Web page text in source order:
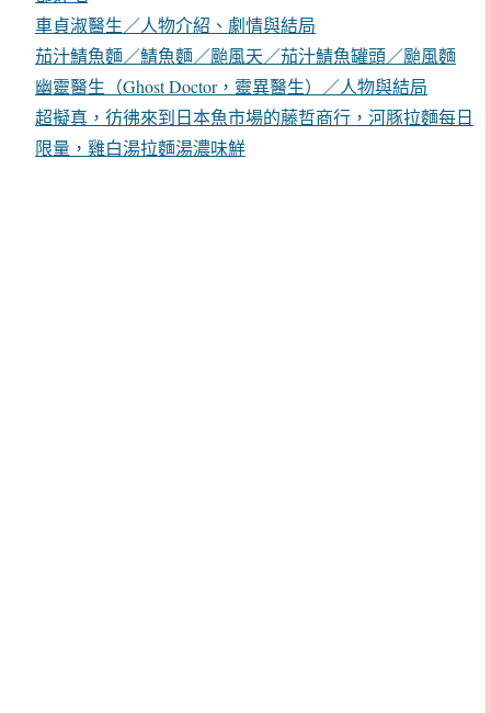
車貞淑醫生／人物介紹、劇情與結局
茄汁鯖魚麵／鯖魚麵／颱風天／茄汁鯖魚罐頭／颱風麵
幽靈醫生（Ghost Doctor，靈異醫生）／人物與結局
超擬真，彷彿來到日本魚市場的藤哲商行，河豚拉麵每日
限量，雞白湯拉麵湯濃味鮮